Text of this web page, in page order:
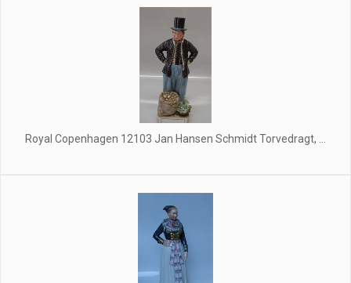
Royal Copenhagen 12103 Jan Hansen Schmidt Torvedragt, ...